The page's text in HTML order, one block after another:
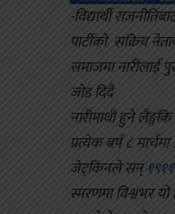
-विद्यार्थी
पार्टीको सक्रिय
समाजमा नारीलाई
जोड दिदै
नारीमाथी हुने
प्रत्येक बर्ष ८
जेट्किनले सन्१९११
स्मरणमा विश्वभर